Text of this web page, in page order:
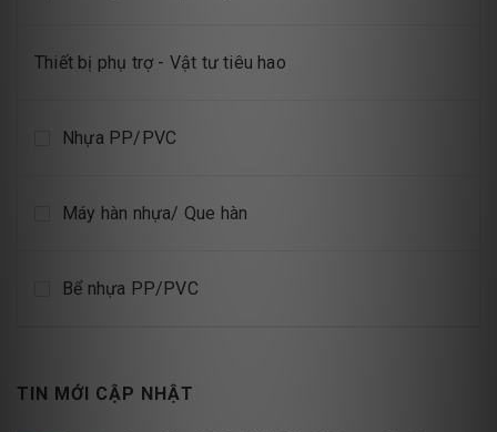
Thiết bị phụ trợ - Vật tư tiêu hao
Nhựa PP/PVC
Máy hàn nhựa/ Que hàn
Bể nhựa PP/PVC
TIN MỚI CẬP NHẬT